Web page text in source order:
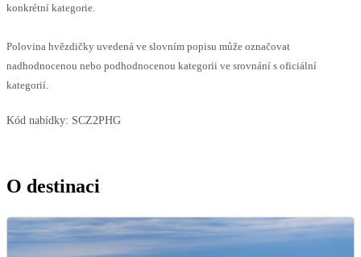
konkrétní kategorie.
Polovina hvězdičky uvedená ve slovním popisu může označovat
nadhodnocenou nebo podhodnocenou kategorii ve srovnání s oficiální
kategorií.
Kód nabídky: SCZ2PHG
O destinaci